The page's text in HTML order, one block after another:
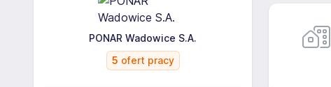
PONAR Wadowice S.A.
5 ofert pracy